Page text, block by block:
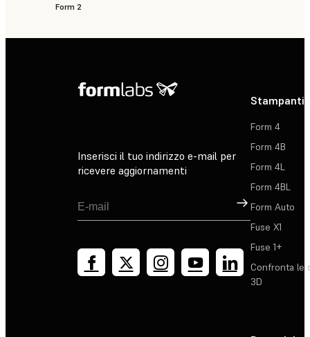
Form 2
Inserisci il tuo indirizzo e-mail per
ricevere aggiornamenti
Registrati
Stampanti
Form 4
Form 4B
Form 4L
Form 4BL
Form Auto
Fuse X1
Fuse 1+
Confronta le
3D